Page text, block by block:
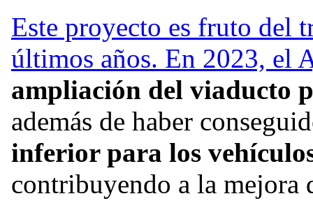
Este proyecto es fruto del
últimos años. En 2023, el
ampliación del viaducto
además de haber
inferior para los
contribuyendo a la